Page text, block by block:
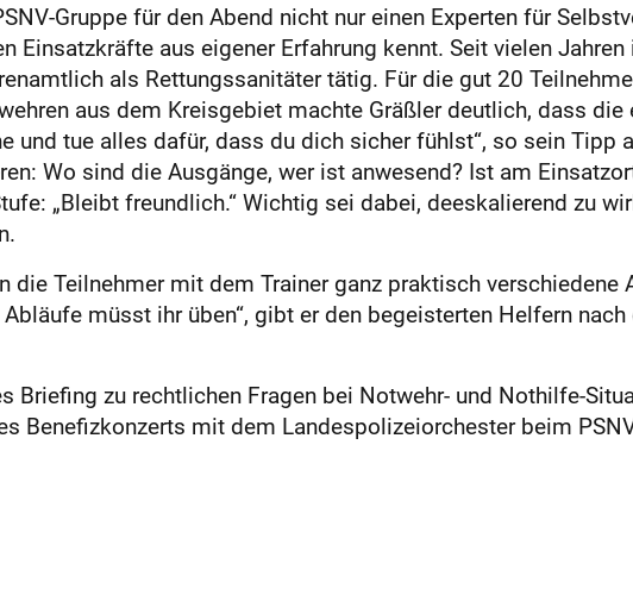
Gruppe für den Abend nicht nur einen Experten für
Einsatzkräfte aus eigener Erfahrung kennt. Seit vielen
als Rettungssanitäter tätig. Für die gut 20
aus dem Kreisgebiet machte Gräßler deutlich, dass
und tue alles dafür, dass du dich sicher fühlst“, so sein Tipp
Wo sind die Ausgänge, wer ist anwesend? Ist am
„Bleibt freundlich.“ Wichtig sei dabei, deeskalierend zu
die Teilnehmer mit dem Trainer ganz praktisch verschiedene
müsst ihr üben“, gibt er den begeisterten Helfern
Briefing zu rechtlichen Fragen bei Notwehr- und Nothilfe-
Benefizkonzerts mit dem Landespolizeiorchester beim